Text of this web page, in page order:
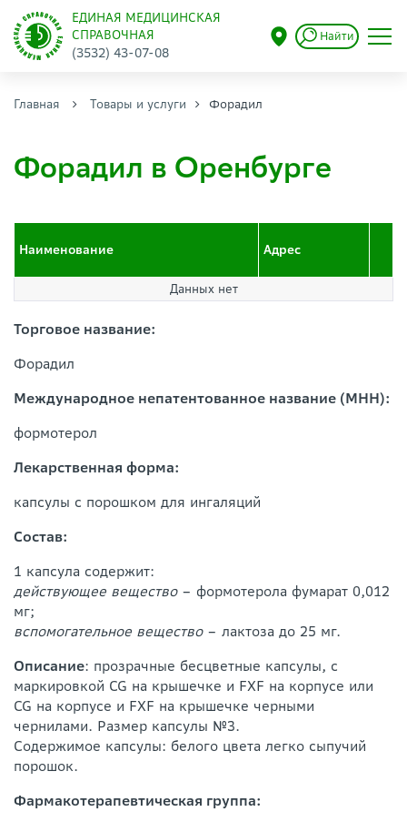
ЕДИНАЯ МЕДИЦИНСКАЯ
СПРАВОЧНАЯ
(3532) 43-07-08
Найти
Главная Товары и услуги Форадил
Форадил в Оренбурге
Наименование Адрес
Данных нет
Торговое название:
Форадил
Международное непатентованное название (МНН):
формотерол
Лекарственная форма:
капсулы с порошком для ингаляций
Состав:
1 капсула содержит:
действующее вещество– формотерола фумарат 0,012
мг;
вспомогательное вещество– лактоза до 25 мг.
Описание: прозрачные бесцветные капсулы, с
маркировкой CG на крышечке и FXF на корпусе или
CG на корпусе и FXF на крышечке черными
чернилами. Размер капсулы №3.
Содержимое капсулы: белого цвета легко сыпучий
порошок.
Фармакотерапевтическая группа: